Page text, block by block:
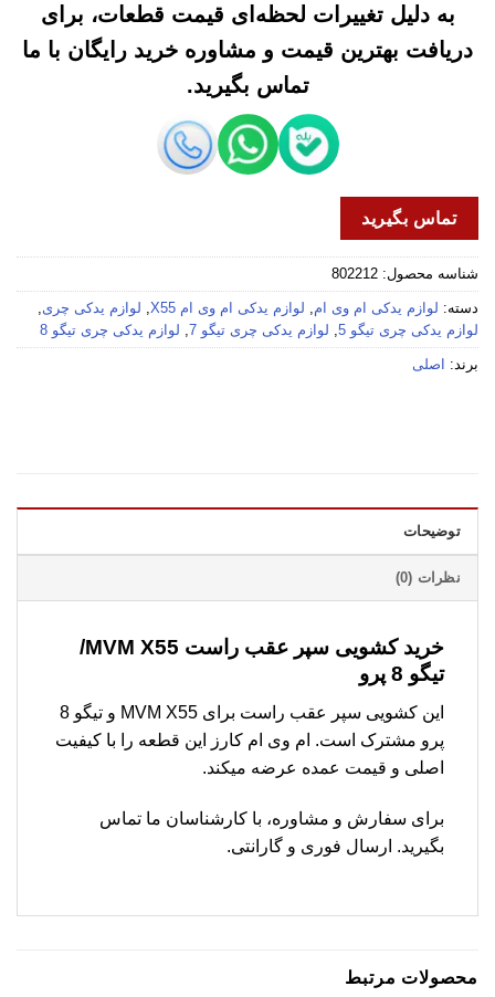
به دلیل تغییرات لحظه‌ای قیمت قطعات، برای
دریافت بهترین قیمت و مشاوره خرید رایگان با ما
تماس بگیرید.
تماس بگیرید
شناسه محصول: 802212
دسته: لوازم یدکی ام وی ام, لوازم یدکی ام وی ام X55 , لوازم یدکی چری,
لوازم یدکی چری تیگو 5
, لوازم یدکی چری تیگو 7 , لوازم یدکی چری تیگو 8
برند: اصلی
توضیحات
نظرات (0)
خرید کشویی سپر عقب راست MVM X55/
تیگو 8 پرو
این کشویی سپر عقب راست برای MVM X55 و تیگو 8
پرو مشترک است. ام وی ام کارز این قطعه را با کیفیت
اصلی و قیمت عمده عرضه میکند.
برای سفارش و مشاوره، با کارشناسان ما تماس
بگیرید. ارسال فوری و گارانتی.
محصولات مرتبط